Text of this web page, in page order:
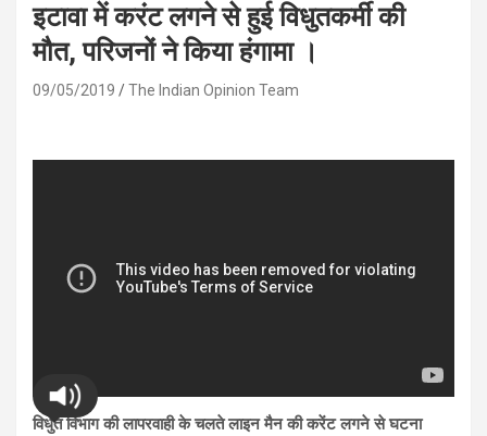
इटावा में करंट लगने से हुई विधुतकर्मी की
मौत, परिजनों ने किया हंगामा ।
09/05/2019 The Indian Opinion Team
विधुत विभाग की लापरवाही के चलते लाइन मैन की करेंट लगने से घटना